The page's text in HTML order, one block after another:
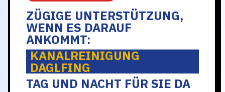
ZÜGIGE UNTERSTÜTZUNG,
WENN ES DARAUF
ANKOMMT:
KANALREINIGUNG
DAGLFING
TAG UND NACHT FÜR SIE DA